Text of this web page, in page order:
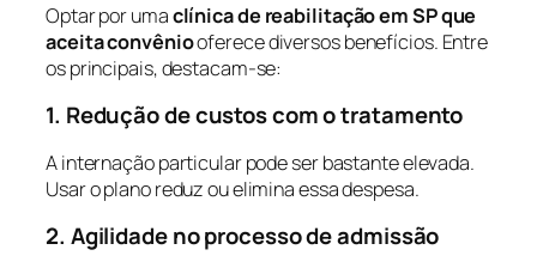
Optar por umaclínica de reabilitação em SP que
aceita convêniooferece diversos benefícios. Entre
os principais, destacam-se:
1. Redução de custos com o tratamento
A internação particular pode ser bastante elevada.
Usar o plano reduz ou elimina essa despesa.
2. Agilidade no processo de admissão